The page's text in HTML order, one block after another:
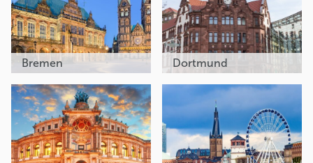
Bremen Dortmund